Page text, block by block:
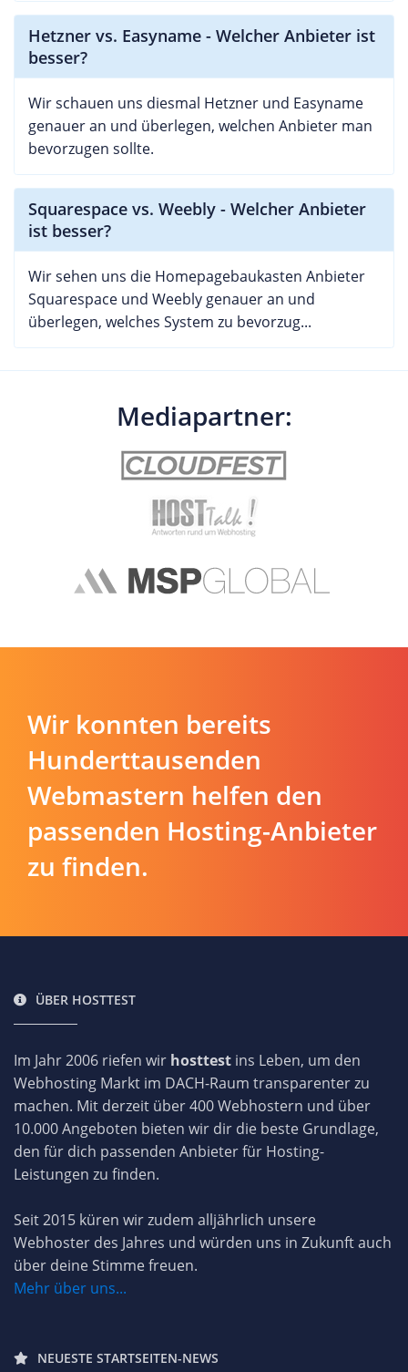
Hetzner vs. Easyname - Welcher Anbieter ist
besser?
Wir schauen uns diesmal Hetzner und Easyname
genauer an und überlegen, welchen Anbieter man
bevorzugen sollte.
Squarespace vs. Weebly - Welcher Anbieter
ist besser?
Wir sehen uns die Homepagebaukasten Anbieter
Squarespace und Weebly genauer an und
überlegen, welches System zu bevorzug...
Mediapartner:
Wir konnten bereits
Hunderttausenden
Webmastern helfen den
passenden Hosting-Anbieter
zu finden.
ÜBER HOSTTEST
Im Jahr 2006 riefen wir hosttest ins Leben, um den
Webhosting Markt im DACH-Raum transparenter zu
machen. Mit derzeit über 400 Webhostern und über
10.000 Angeboten bieten wir dir die beste Grundlage,
den für dich passenden Anbieter für Hosting-
Leistungen zu finden.
Seit 2015 küren wir zudem alljährlich unsere
Webhoster des Jahres und würden uns in Zukunft auch
über deine Stimme freuen.
Mehr über uns...
NEUESTE STARTSEITEN-NEWS